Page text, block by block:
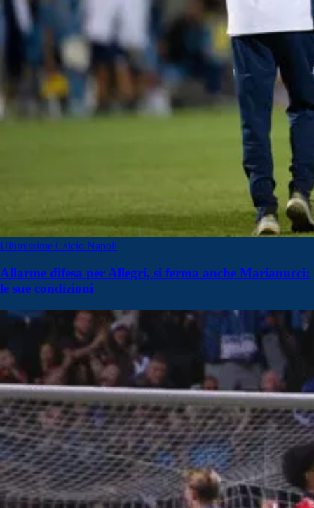
Ultimissime Calcio Napoli
Allarme difesa per Allegri, si ferma anche Marianucci:
le sue condizioni